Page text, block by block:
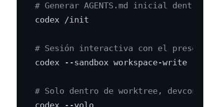
# Generar AGENTS.md inicial dentro
codex /init
# Sesión interactiva con el preset
codex --sandbox workspace-write --
# Solo dentro de worktree,